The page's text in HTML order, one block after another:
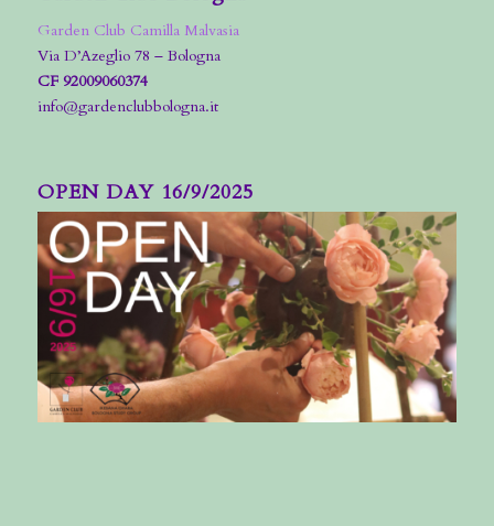
Garden Club Camilla Malvasia
Via D’Azeglio 78 – Bologna
CF 92009060374
info@gardenclubbologna.it
OPEN DAY 16/9/2025